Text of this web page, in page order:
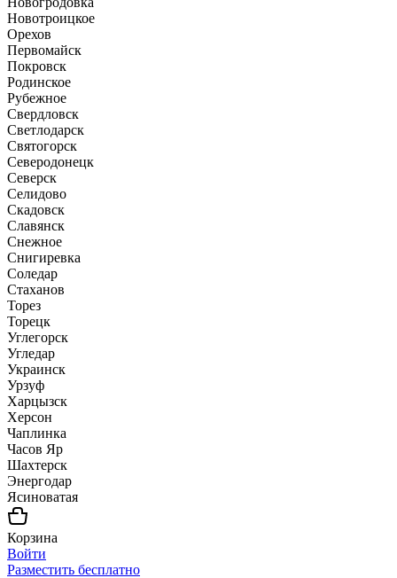
Новотроицкое
Орехов
Первомайск
Покровск
Родинское
Рубежное
Свердловск
Светлодарск
Святогорск
Северодонецк
Северск
Селидово
Скадовск
Славянск
Снежное
Снигиревка
Соледар
Стаханов
Торез
Торецк
Углегорск
Угледар
Украинск
Урзуф
Харцызск
Херсон
Чаплинка
Часов Яр
Шахтерск
Энергодар
Ясиноватая
Корзина
Войти
Разместить бесплатно